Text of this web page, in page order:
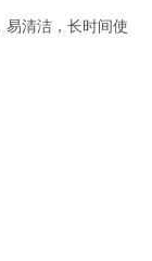
清洁，长时间使